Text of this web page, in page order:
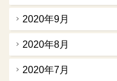
2020年9月
2020年8月
2020年7月